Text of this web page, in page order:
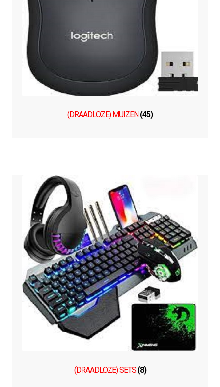
(DRAADLOZE) MUIZEN (45)
(DRAADLOZE) SETS (8)